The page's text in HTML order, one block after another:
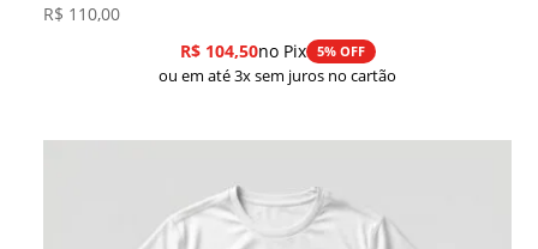
R$ 110,00
R$104,50no Pix 5% OFF
ou em até 3x sem juros no cartão